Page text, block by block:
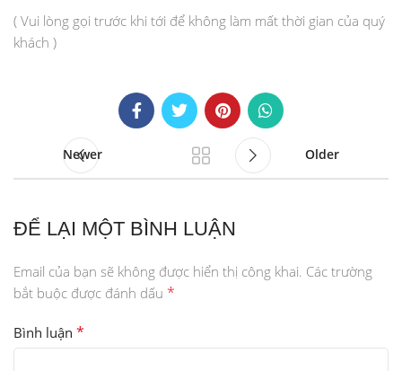
( Vui lòng gọi trước khi tới để không làm mất thời gian của quý
khách )
Newer Older
ĐỂ LẠI MỘT BÌNH LUẬN
Email của bạn sẽ không được hiển thị công khai. Các trường
bắt buộc được đánh dấu *
Bình luận *